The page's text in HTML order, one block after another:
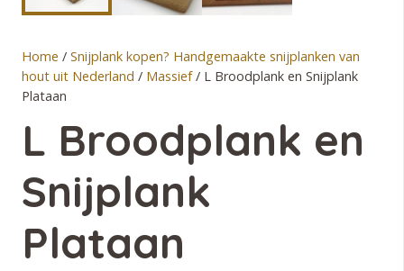
Home / Snijplank kopen? Handgemaakte snijplanken van
hout uit Nederland / Massief/ L Broodplank en Snijplank
Plataan
L Broodplank en
Snijplank
Plataan